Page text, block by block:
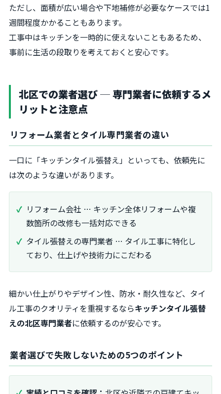
ただし、面積が広い場合や下地補修が必要なケースでは1
週間程度かかることもあります。
工事中はキッチンを一時的に使えないこともあるため、
事前に生活の段取りを考えておくと安心です。
北区での業者選び ─ 専門業者に依頼するメ
リットと注意点
リフォーム業者とタイル専門業者の違い
一口に「キッチンタイル張替え」といっても、依頼先に
は次のような違いがあります。
リフォーム会社 … キッチン全体リフォームや複
数箇所の改修も一括対応できる
タイル張替えの専門業者 … タイル工事に特化し
ており、仕上げや技術力にこだわる
細かい仕上がりやデザイン性、防水・耐久性など、タイ
ル工事のクオリティを重視するならキッチンタイル張替
えの北区専門業者に依頼するのが安心です。
業者選びで失敗しないための5つのポイント